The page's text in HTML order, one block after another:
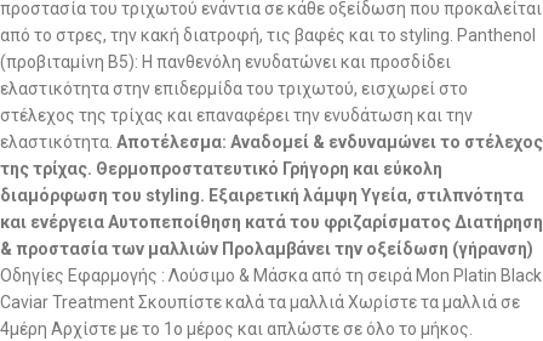
προστασία του τριχωτού ενάντια σε κάθε οξείδωση που προκαλείται
από το στρες, την κακή διατροφή, τις βαφές και το styling. Panthenol
(προβιταμίνη Β5): Η πανθενόλη ενυδατώνει και προσδίδει
ελαστικότητα στην επιδερμίδα του τριχωτού, εισχωρεί στο
στέλεχος της τρίχας και επαναφέρει την ενυδάτωση και την
ελαστικότητα. Αποτέλεσμα: Αναδομεί & ενδυναμώνει το στέλεχος
της τρίχας. Θερμοπροστατευτικό Γρήγορη και εύκολη
διαμόρφωση του styling. Εξαιρετική λάμψη Υγεία, στιλπνότητα
και ενέργεια Αυτοπεποίθηση κατά του φριζαρίσματος Διατήρηση
& προστασία των μαλλιών Προλαμβάνει την οξείδωση (γήρανση)
Οδηγίες Εφαρμογής : Λούσιμο & Μάσκα από τη σειρά Mon Platin Black
Caviar Treatment Σκουπίστε καλά τα μαλλιά Χωρίστε τα μαλλιά σε
4μέρη Αρχίστε με το 1ο μέρος και απλώστε σε όλο το μήκος.